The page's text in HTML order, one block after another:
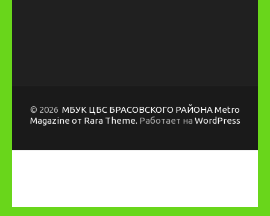
© 2026 МБУК ЦБС БРАСОВСКОГО РАЙОНАMetro
Magazine от Rara Theme. Работает на WordPress